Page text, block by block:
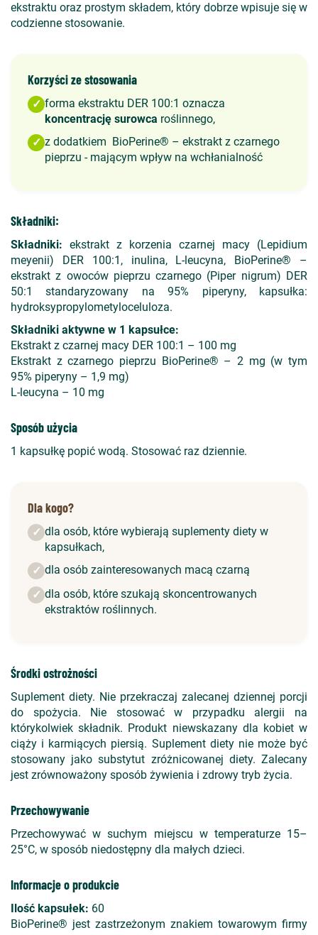
ekstraktu oraz prostym składem, który dobrze wpisuje się w
codzienne stosowanie.
Korzyści ze stosowania
✓ forma ekstraktu DER 100:1 oznacza
koncentrację surowca roślinnego,
✓ z dodatkiem BioPerine® – ekstrakt z czarnego
pieprzu - mającym wpływ na wchłanialność
Składniki:
Składniki: ekstrakt z korzenia czarnej macy (Lepidium
meyenii) DER 100:1, inulina, L-leucyna, BioPerine® –
ekstrakt z owoców pieprzu czarnego (Piper nigrum) DER
50:1 standaryzowany na 95% piperyny, kapsułka:
hydroksypropylometyloceluloza.
Składniki aktywne w 1 kapsułce:
Ekstrakt z czarnej macy DER 100:1 – 100 mg
Ekstrakt z czarnego pieprzu BioPerine® – 2 mg (w tym
95% piperyny – 1,9 mg)
L-leucyna – 10 mg
Sposób użycia
1 kapsułkę popić wodą. Stosować raz dziennie.
Dla kogo?
✓ dla osób, które wybierają suplementy diety w
kapsułkach,
✓ dla osób zainteresowanych macą czarną
✓ dla osób, które szukają skoncentrowanych
ekstraktów roślinnych.
Środki ostrożności
Suplement diety. Nie przekraczaj zalecanej dziennej porcji
do spożycia. Nie stosować w przypadku alergii na
którykolwiek składnik. Produkt niewskazany dla kobiet w
ciąży i karmiących piersią. Suplement diety nie może być
stosowany jako substytut zróżnicowanej diety. Zalecany
jest zrównoważony sposób żywienia i zdrowy tryb życia.
Przechowywanie
Przechowywać w suchym miejscu w temperaturze 15–
25°C, w sposób niedostępny dla małych dzieci.
Informacje o produkcie
Ilość kapsułek: 60
BioPerine® jest zastrzeżonym znakiem towarowym firmy